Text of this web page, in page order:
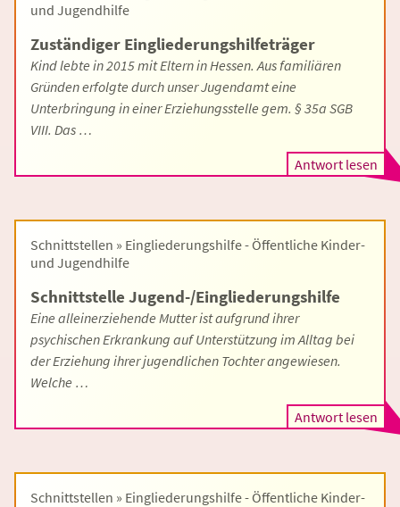
und Jugendhilfe
Zuständiger Eingliederungshilfeträger
Kind lebte in 2015 mit Eltern in Hessen. Aus familiären
Gründen erfolgte durch unser Jugendamt eine
Unterbringung in einer Erziehungsstelle gem. § 35a SGB
VIII. Das …
Antwort lesen
Schnittstellen » Eingliederungshilfe - Öffentliche Kinder-
und Jugendhilfe
Schnittstelle Jugend-/Eingliederungshilfe
Eine alleinerziehende Mutter ist aufgrund ihrer
psychischen Erkrankung auf Unterstützung im Alltag bei
der Erziehung ihrer jugendlichen Tochter angewiesen.
Welche …
Antwort lesen
Schnittstellen » Eingliederungshilfe - Öffentliche Kinder-